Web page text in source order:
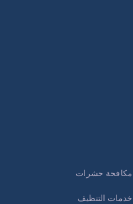
مكافحة حشرات
خدمات التنظيف